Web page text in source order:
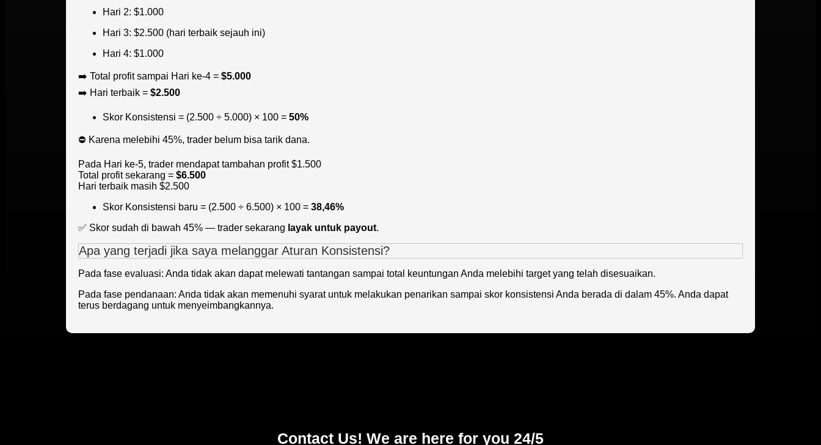
Hari 2: $1.000
Hari 3: $2.500 (hari terbaik sejauh ini)
Hari 4: $1.000
➡️ Total profit sampai Hari ke-4 = $5.000
➡️ Hari terbaik = $2.500
Skor Konsistensi = (2.500 ÷ 5.000) × 100 = 50%
⛔ Karena melebihi 45%, trader belum bisa tarik dana.
Pada Hari ke-5, trader mendapat tambahan profit $1.500
Total profit sekarang = $6.500
Hari terbaik masih $2.500
Skor Konsistensi baru = (2.500 ÷ 6.500) × 100 = 38,46%
✅ Skor sudah di bawah 45% — trader sekarang layak untuk payout.
Apa yang terjadi jika saya melanggar Aturan Konsistensi?
Pada fase evaluasi: Anda tidak akan dapat melewati tantangan sampai total keuntungan Anda melebihi target yang telah disesuaikan.
Pada fase pendanaan: Anda tidak akan memenuhi syarat untuk melakukan penarikan sampai skor konsistensi Anda berada di dalam 45%. Anda dapat
terus berdagang untuk menyeimbangkannya.
Contact Us! We are here for you 24/5